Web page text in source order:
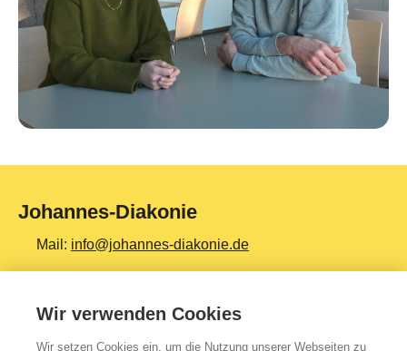
Johannes-Diakonie
Mail: info@johannes-diakonie.de
Tel:06261 - 88-0
Wir verwenden Cookies
Wir setzen Cookies ein, um die Nutzung unserer Webseiten zu